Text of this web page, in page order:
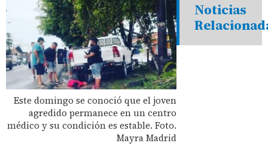
Este domingo se conoció que el joven
agredido permanece en un centro
médico y su condición es estable. Foto.
Mayra Madrid
Noticias